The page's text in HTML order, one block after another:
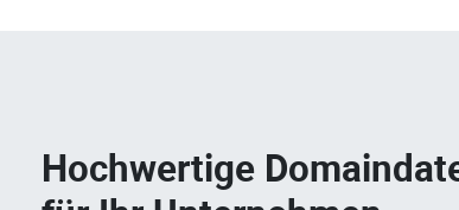
Hochwertige